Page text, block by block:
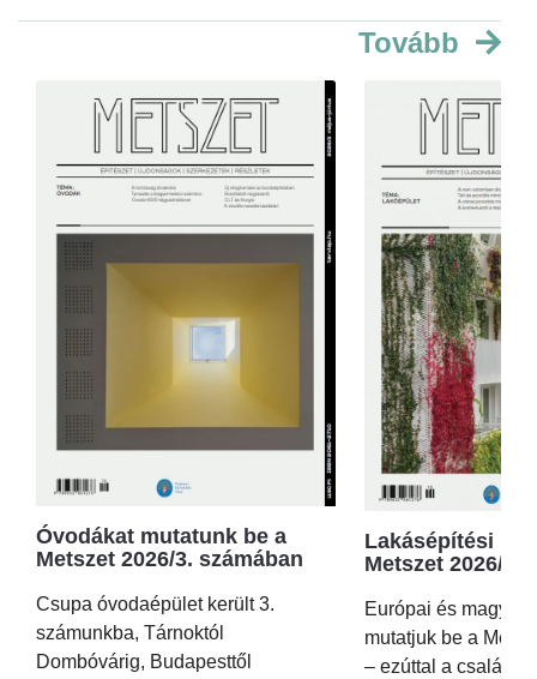
Tovább
Óvodákat mutatunk be a
Metszet 2026/3. számában
Csupa óvodaépület került 3.
számunkba, Tárnoktól
Dombóvárig, Budapesttől
Lakásépítési
Metszet 2026/2.
Európai és magyar
mutatjuk be a
– ezúttal a családi